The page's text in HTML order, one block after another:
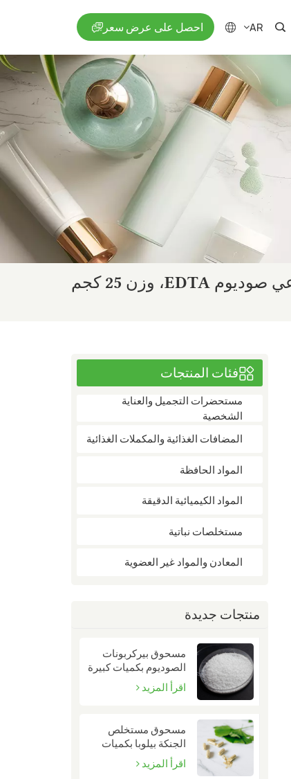
AR
en
fr
ar
احصل على عرض سعر
فئات المنتجات
مستحضرات التجميل والعناية
الشخصية
المضافات الغذائية والمكملات الغذائية
المواد الحافظة
المواد الكيميائية الدقيقة
مستخلصات نباتية
المعادن والمواد غير العضوية
منتجات جديدة
مسحوق بيركربونات
الصوديوم بكميات كبيرة
| CAS 15630-89-4اقرأ المزيد
مسحوق مستخلص
الجنكة بيلوبا بكميات
36-6
اقرأ المزيد